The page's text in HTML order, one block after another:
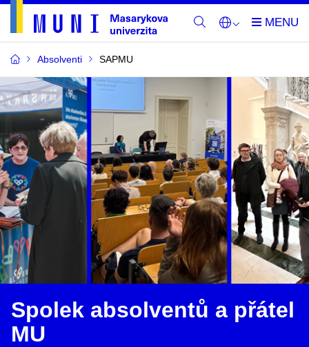
Absolventi SAPMU
Spolek absolventů a přátel
MU